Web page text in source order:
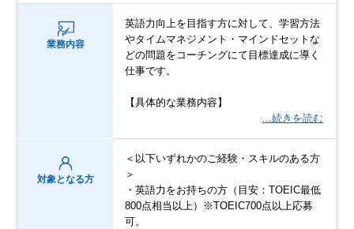
業務内容
英語力向上を目指す方に対して、学習方法
やタイムマネジメント・マインドセットな
どの問題をコーチングにて目標達成に導く
仕事です。
【具体的な業務内容】
…続きを読む
対象となる方
＜以下いずれかのご経験・スキルのある方
＞
・英語力をお持ちの方（目安：TOEIC最低
800点相当以上）※TOEIC700点以上応募
可。